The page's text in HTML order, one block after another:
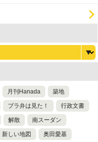
月刊Hanada 築地
ブラ弁は見た！ 行政文書
解散 南スーダン
新しい地図 奥田愛基